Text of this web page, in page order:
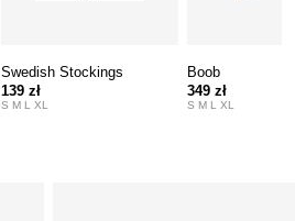
Swedish Stockings
139 zł
S M L XL
Boob
349 zł
S M L XL